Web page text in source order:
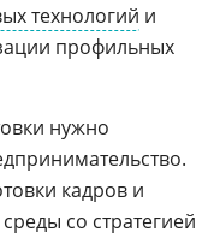
технологий и
профильных
нужно
кадров и
со стратегией